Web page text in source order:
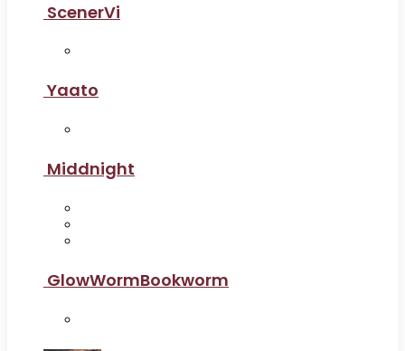
ScenerVi
Yaato
Middnight
GlowWormBookworm